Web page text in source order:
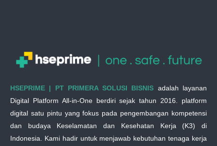
HSEPRIME | PT PRIMERA SOLUSI BISNIS adalah layanan
Digital Platform All-in-One berdiri sejak tahun 2016. platform
digital satu pintu yang fokus pada pengembangan kompetensi
dan budaya Keselamatan dan Kesehatan Kerja (K3) di
Indonesia. Kami hadir untuk menjawab kebutuhan tenaga kerja